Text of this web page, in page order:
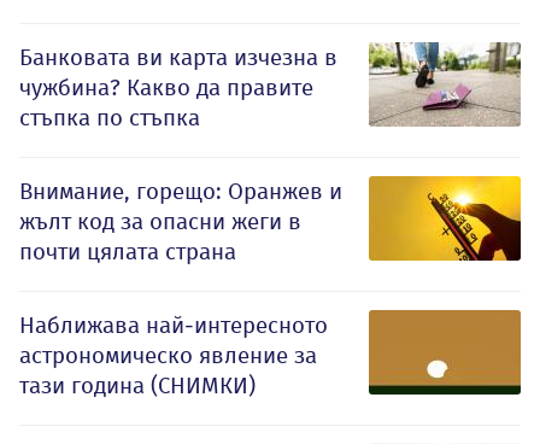
Банковата ви карта изчезна в
чужбина? Какво да правите
стъпка по стъпка
Внимание, горещо: Оранжев и
жълт код за опасни жеги в
почти цялата страна
Наближава най-интересното
астрономическо явление за
тази година (СНИМКИ)